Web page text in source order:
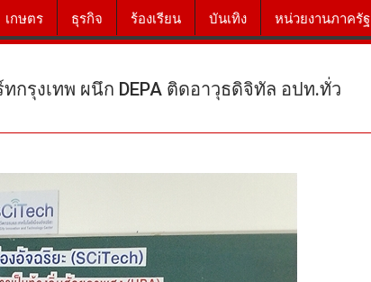
เกษตร ธุรกิจ ร้องเรียน บันเทิง หน่วยงานภาครัฐ
รุงเทพ ผนึก DEPA ติดอาวุธดิจิทัล อปท.ทั่ว